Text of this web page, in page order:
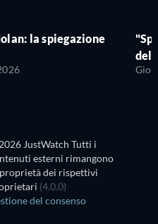
la spiegazione
del
JustWatch Tutti i
esterni rimangono
dei rispettivi
(4.0.0)
del consenso